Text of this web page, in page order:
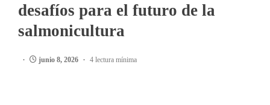
desafíos para el futuro de la
salmonicultura
junio 8, 2026 4 lectura mínima